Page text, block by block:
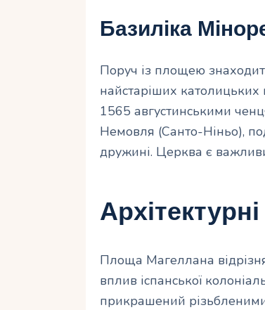
Базиліка
Поруч із площею
найстаріших
1565 августинськими
Немовля (Санто-Ніньо),
дружині. Церква є
Площа Магеллана
вплив іспанської
прикрашений